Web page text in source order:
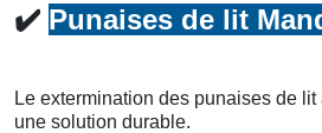
✔️ Punaises de lit
Le extermination des punaises de
une solution durable.